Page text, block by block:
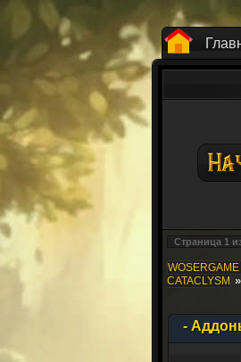
Страница 1
CATACLYSM »
-